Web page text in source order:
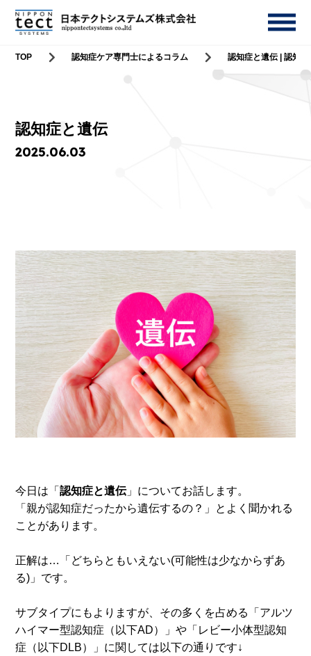
TOP 認知症ケア専門士によるコラム 認知症と遺伝 | 認知
認知症と遺伝
2025.06.03
今日は「認知症と遺伝」についてお話します。
「親が認知症だったから遺伝するの？」とよく聞かれる
ことがあります。
正解は…「どちらともいえない(可能性は少なからずあ
る)」です。
サブタイプにもよりますが、その多くを占める「アルツ
ハイマー型認知症（以下AD）」や「レビー小体型認知
症（以下DLB）」に関しては以下の通りです↓